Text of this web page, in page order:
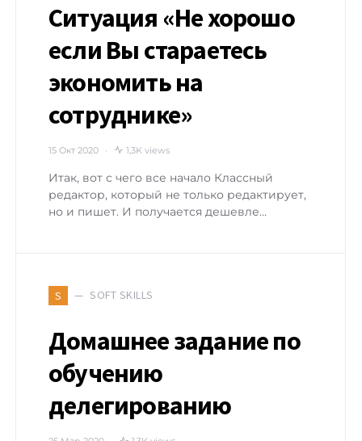
Ситуация «Не хорошо
если Вы стараетесь
экономить на
сотруднике»
15 Окт 2020 1,3K views
Итак, вот с чего все начало Классный
редактор, который не только редактирует,
но и пишет. И получается дешевле…
S SOFT SKILLS
Домашнее задание по
обучению
делегированию